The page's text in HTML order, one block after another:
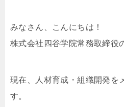
みなさん、こんにちは！
株式会社四谷学院常務取締役
現在、人材育成・組織開発を
す。